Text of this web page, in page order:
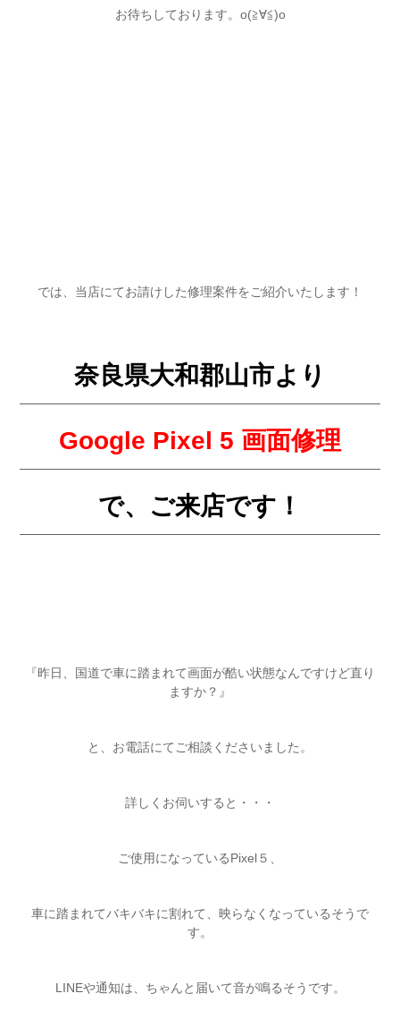
お待ちしております。o(≧∀≦)o
では、当店にてお請けした修理案件をご紹介いたします！
奈良県大和郡山市より
Google Pixel 5 画面修理
で、 ご来店です！
『昨日、国道で車に踏まれて画面が酷い状態なんですけど直り
ますか？』
と、お電話にてご相談くださいました。
詳しくお伺いすると・・・
ご使用になっているPixel５、
車に踏まれてバキバキに割れて、映らなくなっているそうで
す。
LINEや通知は、ちゃんと届いて音が鳴るそうです。